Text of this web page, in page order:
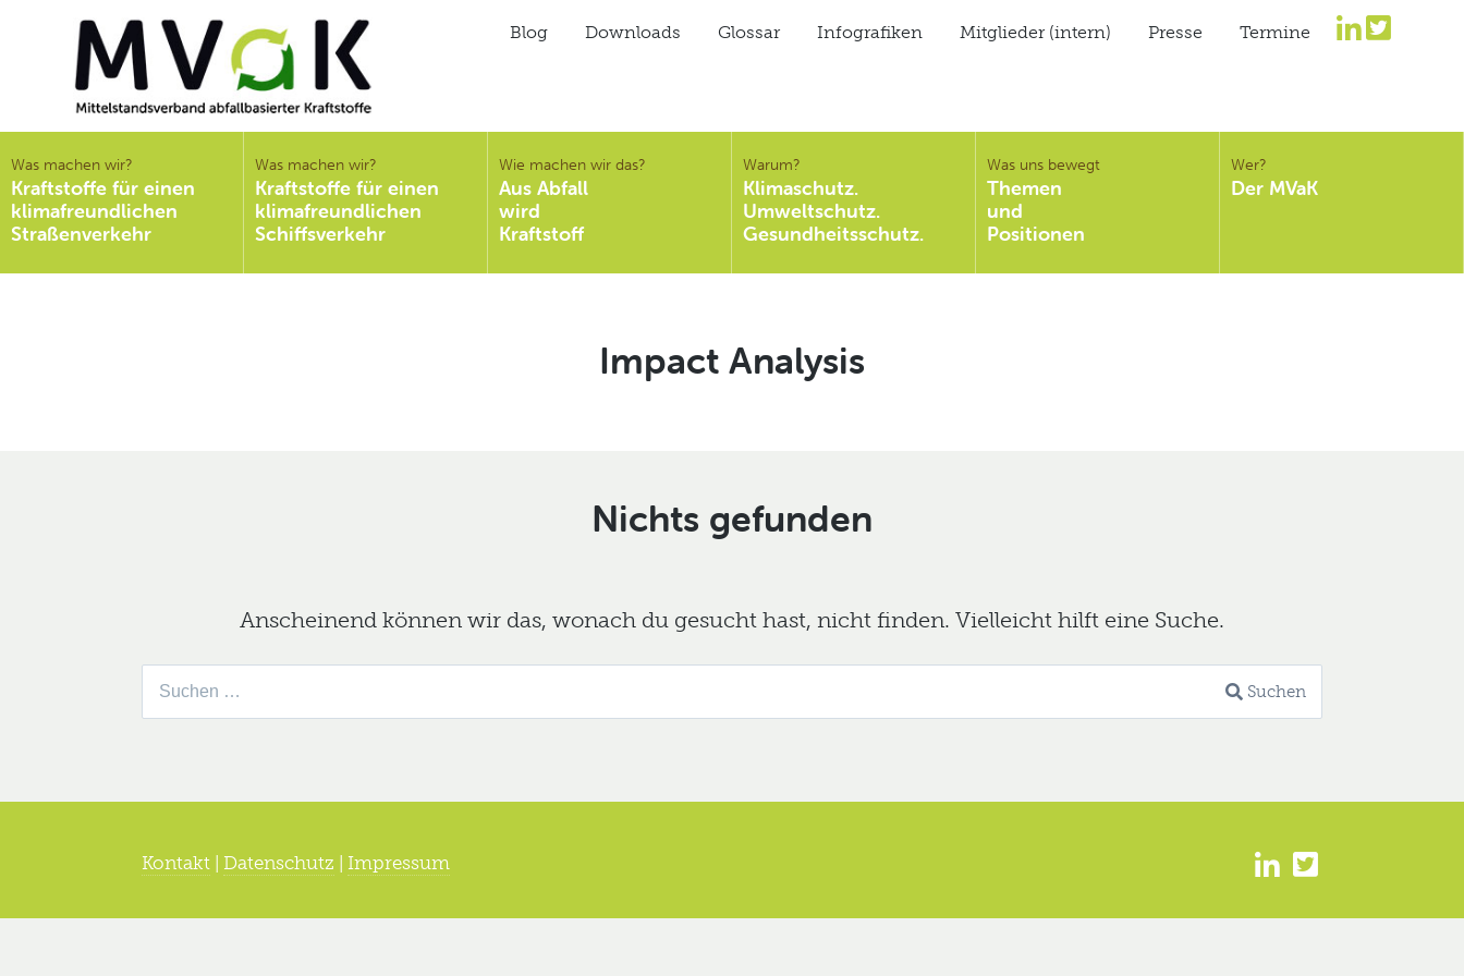
Mittelstandsverband
abfallbasierter
Kraftstoffe e.V.
MVaK
Blog Downloads Glossar Infografiken Mitglieder (intern) Presse Termine
Was machen wir?
Kraftstoffe für einen
klimafreundlichen
Straßenverkehr
Was machen wir?
Kraftstoffe für einen
klimafreundlichen
Schiffsverkehr
Wie machen wir das?
Aus Abfall
wird
Kraftstoff
Warum?
Klimaschutz.
Umweltschutz.
Gesundheitsschutz.
Was uns bewegt
Themen
und
Positionen
Wer?
Der MVaK
Schlagwort:
Impact Analysis
Nichts gefunden
Anscheinend können wir das, wonach du gesucht hast, nicht finden. Vielleicht hilft eine Suche.
Suche
nach:
Suchen
Kontakt| Datenschutz | Impressum